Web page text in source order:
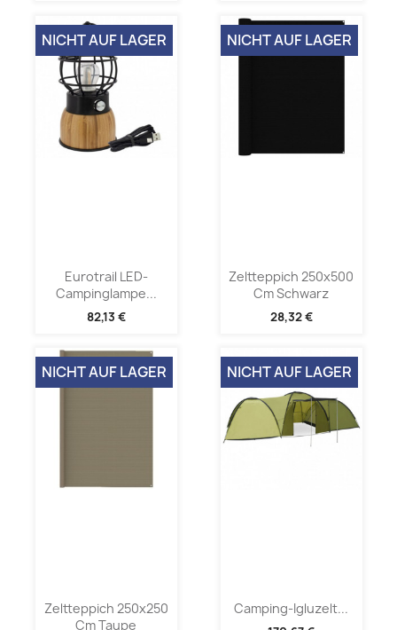
Eurotrail LED-
Campinglampe...
82,13 €
NICHT AUF LAGER
Zeltteppich 250x500
Cm Schwarz
28,32 €
NICHT AUF LAGER
Zeltteppich 250x250
Cm Taupe
NICHT AUF LAGER
Camping-Igluzelt...
NICHT AUF LAGER